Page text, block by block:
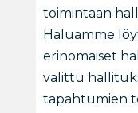
toimintaan
Haluamme
erinomaiset
valittu
tapahtumien